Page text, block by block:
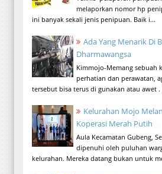
melaporkan nomor hp
ini banyak sekali jenis penipuan. Baik i...
Ada Yang Menarik Di
Dharmawangsa
Kimmojo-Memang sebuah
perhatian dan perawatan,
tersebut bisa terus di gunakan atau awet .
Kelurahan Mojo
Koperasi Merah Putih
Aula Kecamatan Gubeng,
dipenuhi oleh puluhan
kelurahan. Mereka datang bukan untuk